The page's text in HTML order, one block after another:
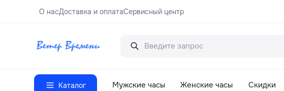
О насДоставка и оплатаСервисный центр
Каталог Мужские часы Женские часы Скидки